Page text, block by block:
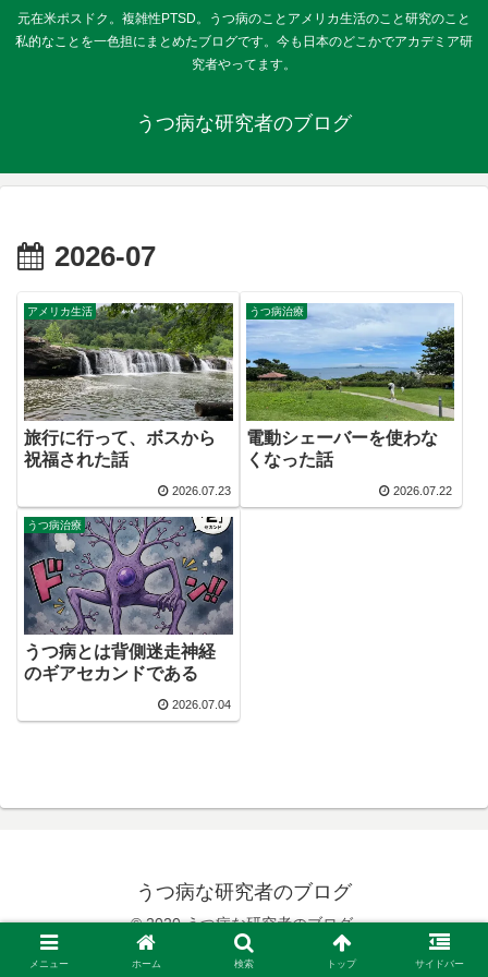
元在米ポスドク。複雑性PTSD。うつ病のことアメリカ生活のこと研究のこと
私的なことを一色担にまとめたブログです。今も日本のどこかでアカデミア研
究者やってます。
うつ病な研究者のブログ
2026-07
アメリカ生活
旅行に行って、ボスから
祝福された話
2026.07.23
うつ病治療
電動シェーバーを使わな
くなった話
2026.07.22
うつ病治療
うつ病とは背側迷走神経
のギアセカンドである
2026.07.04
うつ病な研究者のブログ
© 2020 うつ病な研究者のブログ.
メニュー ホーム 検索 トップ サイドバー